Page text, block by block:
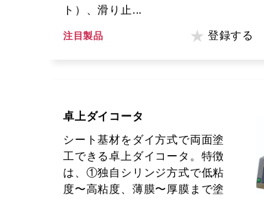
ト）、滑り止...
注目製品 登録する
卓上ダイコータ
シート基材をダイ方式で両面塗
工できる卓上ダイコータ。特徴
は、①独自シリンジ方式で低粘
度〜高粘度、薄膜〜厚膜まで塗